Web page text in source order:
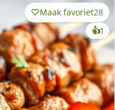
Maak favoriet28
👍1